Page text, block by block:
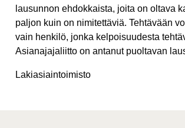
lausunnon ehdokkaista, joita on oltava
paljon kuin on nimitettäviä. Tehtävään
vain henkilö, jonka kelpoisuudesta
Asianajajaliitto on antanut puoltavan
Lakiasiaintoimisto